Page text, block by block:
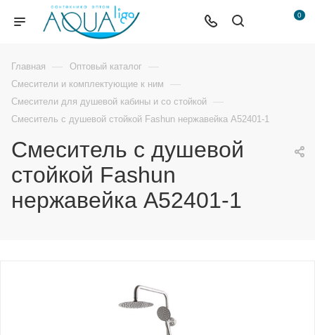
0
Главная — Оптовый каталог —
Смесители и комплектующие к ним —
Смесители для душевой кабины и со стойкой —
Смеситель с душевой стойкой Fashun нержавейка A52401-1
Смеситель с душевой
стойкой Fashun
нержавейка A52401-1